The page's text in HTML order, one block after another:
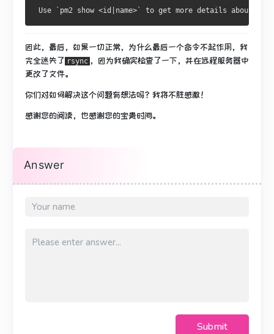
Use `pm2 show <id|name>` to get more details about an
因此，最后，如果一切正常，为什么最后一个命令不起作用，我
完全迷失了 rsync ，因为我确实检查了一下，并在远程服务器中
更改了文件。
你们对如何解决这个问题有想法吗？ 我将不胜感激！
感谢您的阅读，也感谢您的宝贵时间。
Answer
Submit